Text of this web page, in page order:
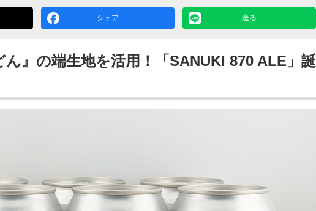
シェア 送る
ん』の端生地を活用！「SANUKI 870 ALE」誕